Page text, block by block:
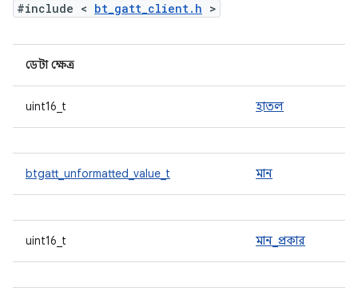
#include < bt_gatt_client.h >
ডেটা ক্ষেত্র
uint16_t হাতল
btgatt_unformatted_value_t মান
uint16_t মান_প্রকার